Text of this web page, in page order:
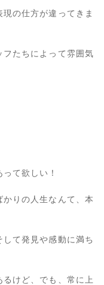
の仕方が違ってきま
フたちによって雰囲気
て欲しい！
りの人生なんて、本
て発見や感動に満ち
けど、でも、常に上